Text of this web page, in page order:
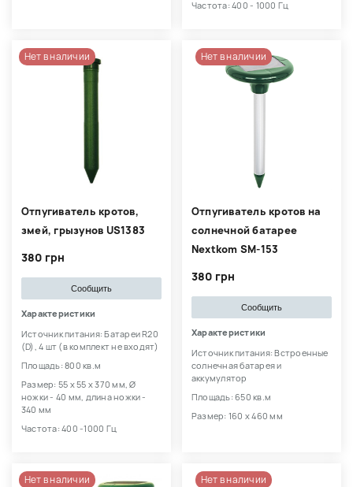
Частота: 400 - 1000 Гц
Нет в наличии
Отпугиватель кротов,
змей, грызунов US1383
380 грн
Сообщить
Характеристики
Источник питания: Батареи R20
(D), 4 шт (в комплект не входят)
Площадь: 800 кв.м
Размер: 55 х 55 х 370 мм, Ø
ножки - 40 мм, длина ножки -
340 мм
Частота: 400 -1000 Гц
Нет в наличии
Отпугиватель кротов на
солнечной батарее
Nextkom SM-153
380 грн
Сообщить
Характеристики
Источник питания: Встроенные
солнечная батарея и
аккумулятор
Площадь: 650 кв.м
Размер: 160 х 460 мм
Нет в наличии Нет в наличии